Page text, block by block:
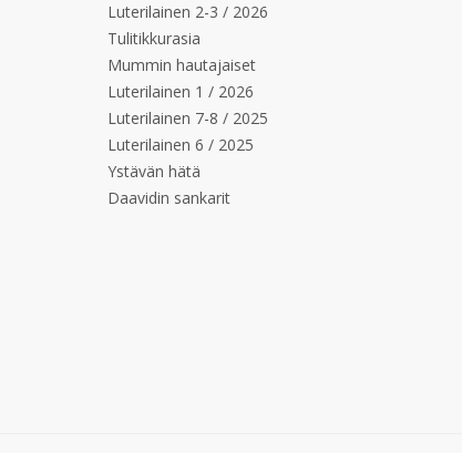
Luterilainen 2-3 / 2026
Tulitikkurasia
Mummin hautajaiset
Luterilainen 1 / 2026
Luterilainen 7-8 / 2025
Luterilainen 6 / 2025
Ystävän hätä
Daavidin sankarit